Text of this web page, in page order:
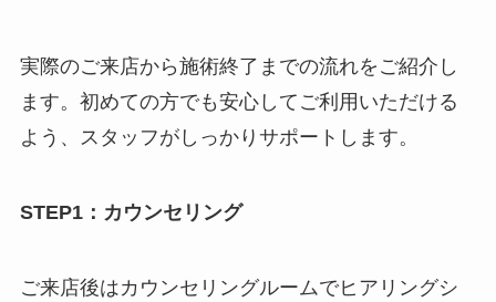
実際のご来店から施術終了までの流れをご紹介し
ます。初めての方でも安心してご利用いただける
よう、スタッフがしっかりサポートします。
STEP1：カウンセリング
ご来店後はカウンセリングルームでヒアリングシ